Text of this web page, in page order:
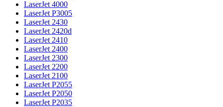
LaserJet 4000
LaserJet P3005
LaserJet 2430
LaserJet 2420d
LaserJet 2410
LaserJet 2400
LaserJet 2300
LaserJet 2200
LaserJet 2100
LaserJet P2055
LaserJet P2050
LaserJet P2035